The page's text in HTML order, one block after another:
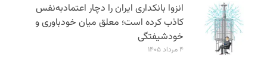
انزوا بانکداری ایران را دچار اعتمادبه‌نفس
کاذب کرده است؛ معلق میان خودباوری و
خودشیفتگی
۴ مرداد ۱۴۰۵